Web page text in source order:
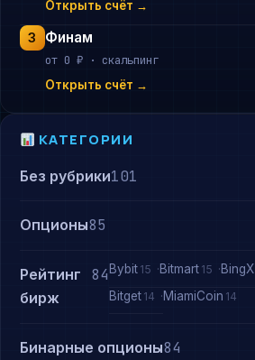
Открыть счёт →
3 Финам
от 0 ₽ · скальпинг
Открыть счёт →
КАТЕГОРИИ
Без рубрики101
Опционы85
Рейтинг
бирж
84 Bybit 15 Bitmart 15 BingX
Bitget 14 MiamiCoin 14
Бинарные опционы84